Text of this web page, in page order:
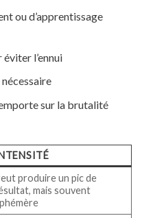
ou d’apprentissage
l’ennui
sur la brutalité
produire un pic de
mais souvent